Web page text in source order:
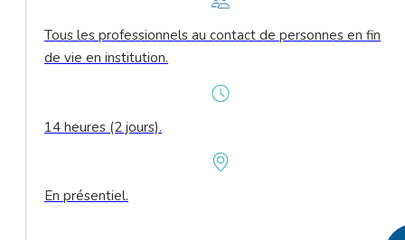
Tous les professionnels au contact de personnes en fin
de vie en institution.
14 heures (2 jours).
En présentiel.